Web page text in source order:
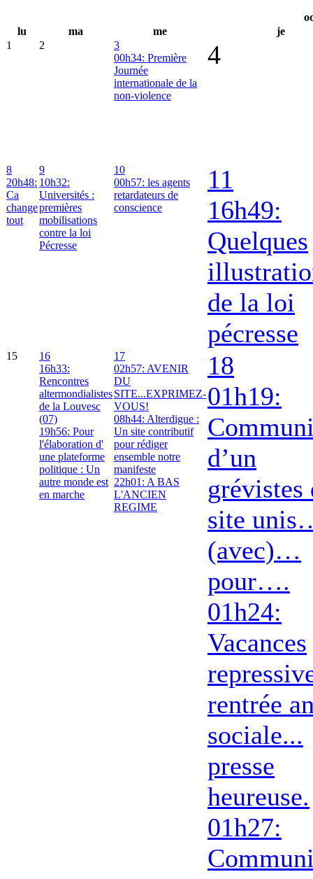
lu
ma me
je
1
2
3
00h34: Première
Journée
internationale de la
non-violence
4
8
20h48:
Ca
change
tout
9
10h32:
Universités :
premières
mobilisations
contre la loi
Pécresse
10
00h57: les agents
retardateurs de
conscience
11
16h49:
Quelques
de la loi
pécresse
15
16
16h33:
Rencontres
altermondialistes
de la Louvesc
(07)
19h56: Pour
l'élaboration d'
une plateforme
politique : Un
autre monde est
en marche
17
02h57: AVENIR
DU
SITE...EXPRIMEZ-
VOUS!
08h44: Alterdigue :
Un site contributif
pour rédiger
ensemble notre
manifeste
22h01: A BAS
L'ANCIEN
REGIME
18
01h19:
d’un
grévistes
site
(avec)…
pour….
01h24:
Vacances
rentrée
sociale...
presse
heureuse.
01h27: